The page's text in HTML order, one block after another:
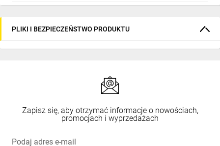
PLIKI I BEZPIECZEŃSTWO PRODUKTU
Zapisz się, aby otrzymać informacje o nowościach,
promocjach i wyprzedażach
Podaj adres e-mail